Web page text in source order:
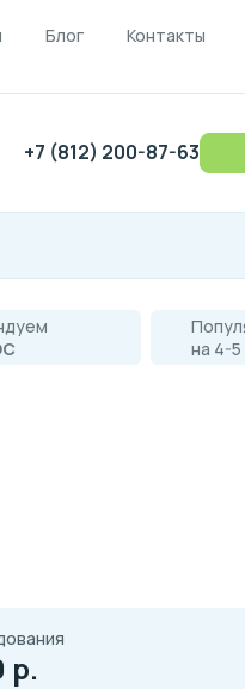
Блог Контакты
+7 (812) 200-87-63
на 4-
р.